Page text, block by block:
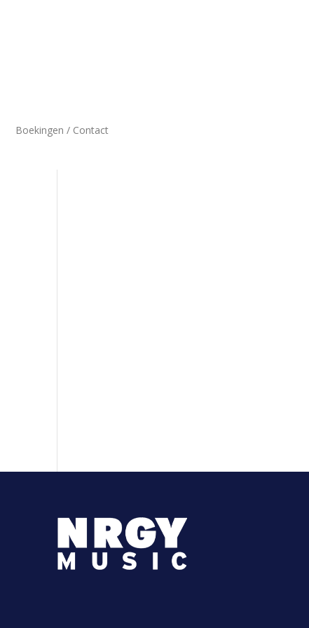
Boekingen / Contact